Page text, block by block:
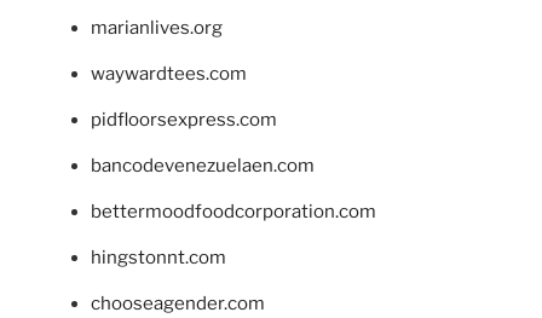
marianlives.org
waywardtees.com
pidfloorsexpress.com
bancodevenezuelaen.com
bettermoodfoodcorporation.com
hingstonnt.com
chooseagender.com